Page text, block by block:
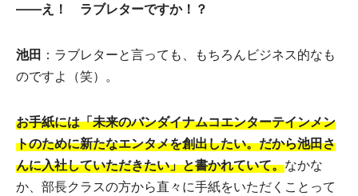
――え！ ラブレターですか！？
池田 ：ラブレターと言っても、もちろんビジネス的なも
のですよ（笑）。
お手紙には「未来のバンダイナムコエンターテインメン
トのために新たなエンタメを創出したい。だから池田さ
んに入社していただきたい」と書かれていて。なかな
か、部長クラスの方から直々に手紙をいただくことって